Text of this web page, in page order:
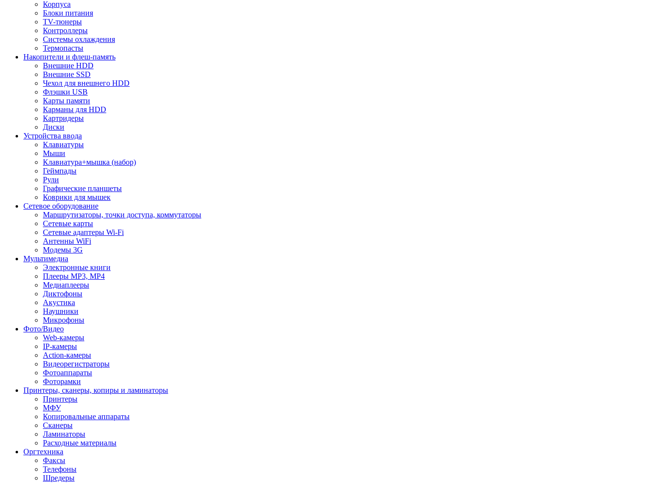
Корпуса
Блоки питания
TV-тюнеры
Контроллеры
Системы охлаждения
Термопасты
Накопители и флеш-память
Внешние HDD
Внешние SSD
Чехол для внешнего HDD
Флэшки USB
Карты памяти
Карманы для HDD
Картридеры
Диски
Устройства ввода
Клавиатуры
Мыши
Клавиатура+мышка (набор)
Геймпады
Рули
Графические планшеты
Коврики для мышек
Сетевое оборудование
Маршрутизаторы, точки доступа, коммутаторы
Сетевые карты
Сетевые адаптеры Wi-Fi
Антенны WiFi
Модемы 3G
Мультимедиа
Электронные книги
Плееры MP3, MP4
Медиаплееры
Диктофоны
Акустика
Наушники
Микрофоны
Фото/Видео
Web-камеры
IP-камеры
Action-камеры
Видеорегистраторы
Фотоаппараты
Фоторамки
Принтеры, сканеры, копиры и ламинаторы
Принтеры
МФУ
Копировальные аппараты
Сканеры
Ламинаторы
Расходные материалы
Оргтехника
Факсы
Телефоны
Шредеры